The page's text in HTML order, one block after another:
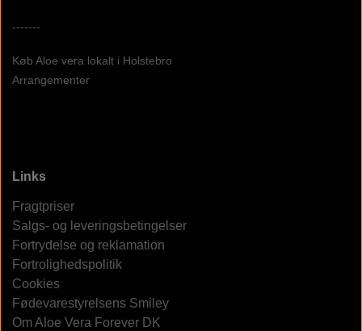
-------
Køb Aloe vera lokalt i Holstebro
Arrangementer
Links
Fragtpriser
Salgs- og leveringsbetingelser
Fortrydelse og reklamation
Fortrolighedspolitik
Cookies
Fødevarestyrelsens Smiley
Om Aloe Vera Forever DK